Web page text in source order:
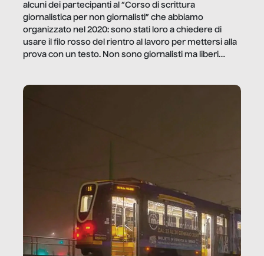
alcuni dei partecipanti al “Corso di scrittura
giornalistica per non giornalisti” che abbiamo
organizzato nel 2020: sono stati loro a chiedere di
usare il filo rosso del rientro al lavoro per mettersi alla
prova con un testo. Non sono giornalisti ma liberi